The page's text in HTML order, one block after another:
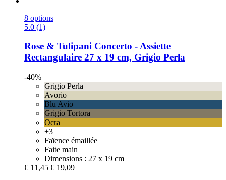
8 options
5.0 (1)
Rose & Tulipani Concerto -​ Assiette
Rectangulaire 27 x 19 cm, Grigio Perla
-40%
Grigio Perla
Avorio
Blu Avio
Grigio Tortora
Ocra
+3
Faïence émaillée
Faite main
Dimensions : 27 x 19 cm
€ 11,45 € 19,09